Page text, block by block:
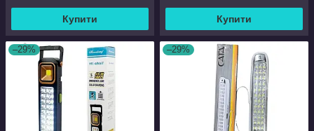
Купити Купити
–29% –29%